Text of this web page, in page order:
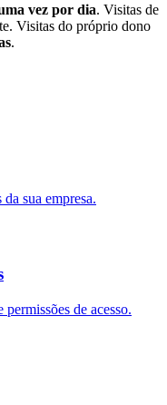
vez por dia. Visitas de
Visitas do próprio dono
.
sua empresa.
de acesso.